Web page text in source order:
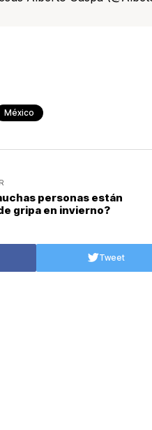
México
personas están
gripa en invierno?
Tweet